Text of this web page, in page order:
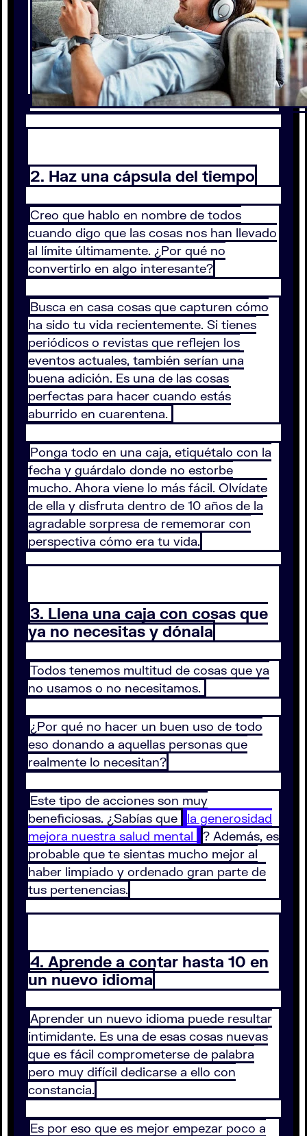
2. Haz una cápsula del tiempo
Creo que hablo en nombre de todos
cuando digo que las cosas nos han llevado
al límite últimamente. ¿Por qué no
convertirlo en algo interesante?
Busca en casa cosas que capturen cómo
ha sido tu vida recientemente. Si tienes
periódicos o revistas que reflejen los
eventos actuales, también serían una
buena adición. Es una de las cosas
perfectas para hacer cuando estás
aburrido en cuarentena.
Ponga todo en una caja, etiquétalo con la
fecha y guárdalo donde no estorbe
mucho. Ahora viene lo más fácil. Olvídate
de ella y disfruta dentro de 10 años de la
agradable sorpresa de rememorar con
perspectiva cómo era tu vida.
3. Llena una caja con cosas que
ya no necesitas y dónala
Todos tenemos multitud de cosas que ya
no usamos o no necesitamos.
¿Por qué no hacer un buen uso de todo
eso donando a aquellas personas que
realmente lo necesitan?
Este tipo de acciones son muy
beneficiosas. ¿Sabías que
la generosidad
mejora nuestra salud mental
? Además, es
probable que te sientas mucho mejor al
haber limpiado y ordenado gran parte de
tus pertenencias.
4. Aprende a contar hasta 10 en
un nuevo idioma
Aprender un nuevo idioma puede resultar
intimidante. Es una de esas cosas nuevas
que es fácil comprometerse de palabra
pero muy difícil dedicarse a ello con
constancia.
Es por eso que es mejor empezar poco a